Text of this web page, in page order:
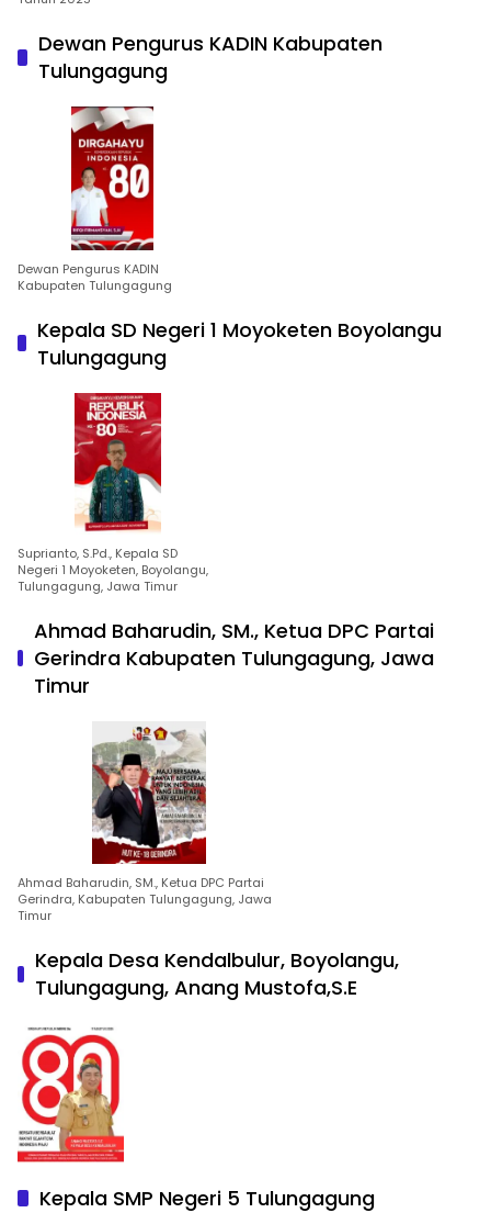
Dewan Pengurus KADIN Kabupaten
Tulungagung
Dewan Pengurus KADIN
Kabupaten Tulungagung
Kepala SD Negeri 1 Moyoketen Boyolangu
Tulungagung
Suprianto, S.Pd., Kepala SD
Negeri 1 Moyoketen, Boyolangu,
Tulungagung, Jawa Timur
Ahmad Baharudin, SM., Ketua DPC Partai
Gerindra Kabupaten Tulungagung, Jawa
Timur
Ahmad Baharudin, SM., Ketua DPC Partai
Gerindra, Kabupaten Tulungagung, Jawa
Timur
Kepala Desa Kendalbulur, Boyolangu,
Tulungagung, Anang Mustofa,S.E
Kepala SMP Negeri 5 Tulungagung